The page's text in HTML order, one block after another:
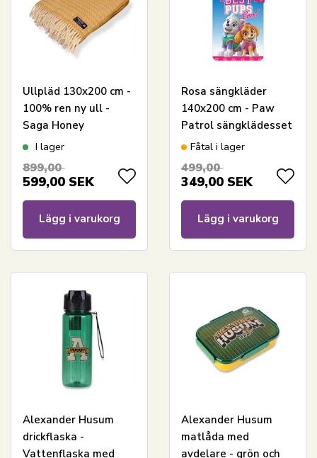
Ullpläd 130x200 cm -
100% ren ny ull -
Saga Honey
I lager
899,00
599,00 SEK
Lägg i varukorg
Rosa sängkläder
140x200 cm - Paw
Patrol sängklädesset
med Everest och Skye
100% bomull
Fåtal i lager
499,00
349,00 SEK
Lägg i varukorg
Alexander Husum
drickflaska -
Vattenflaska med
Alexander Husum
matlåda med
avdelare - grön och